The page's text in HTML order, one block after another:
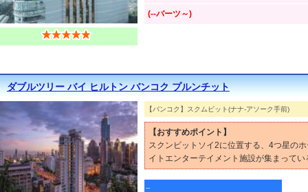
(--バーツ～)
ダブルツリー バイ ヒルトン バンコク プルンチット
【バンコク】スクムビット(ナナ-アソーク手前)
【おすすめポイント】
スクンビットソイ2に位置する、4つ星の
イトエンターテイメント施設が集まって
--